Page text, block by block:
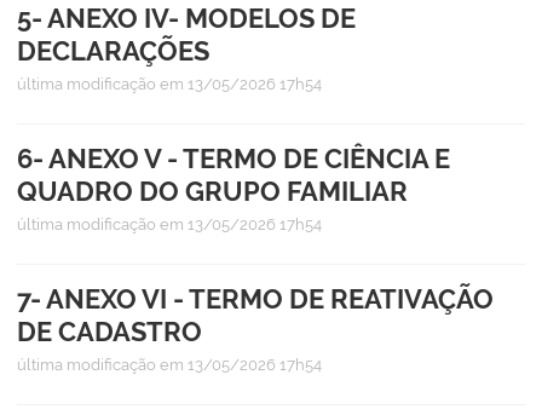
5- ANEXO IV- MODELOS DE
DECLARAÇÕES
última modificação em 13/05/2026 17h54
6- ANEXO V - TERMO DE CIÊNCIA E
QUADRO DO GRUPO FAMILIAR
última modificação em 13/05/2026 17h54
7- ANEXO VI - TERMO DE REATIVAÇÃO
DE CADASTRO
última modificação em 13/05/2026 17h54